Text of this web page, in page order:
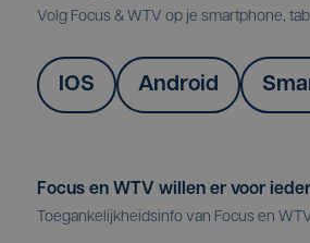
Volg Focus & WTV op je smartphone,
IOS Android
Focus en WTV willen er voor
Toegankelijkheidsinfo van Focus en